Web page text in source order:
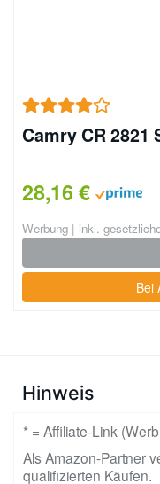
Camry CR 2821
28,16 €
Werbung | inkl.
Bei
Hinweis
* = Affiliate-Link
Als Amazon-Partner
qualifizierten Käufen.